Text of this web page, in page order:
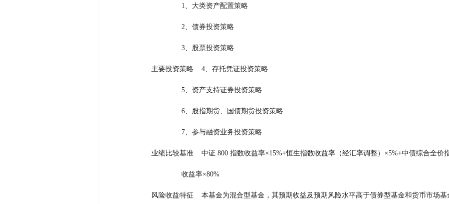
                1、大类资产配置策略
                2、债券投资策略
                3、股票投资策略
主要投资策略    4、存托凭证投资策略
                5、资产支持证券投资策略
                6、股指期货、国债期货投资策略
                7、参与融资业务投资策略
业绩比较基准    中证 800 指数收益率×15%+恒生指数收益率（经汇率调整）×5%+中债综合全价
                收益率×80%
风险收益特征    本基金为混合型基金，其预期收益及预期风险水平高于债券型基金和货币市场基